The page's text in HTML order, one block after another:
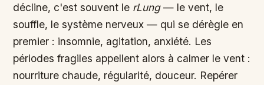
décline, c'est souvent le rLung— le vent, le
souffle, le système nerveux — qui se dérègle en
premier : insomnie, agitation, anxiété. Les
périodes fragiles appellent alors à calmer le vent :
nourriture chaude, régularité, douceur. Repérer